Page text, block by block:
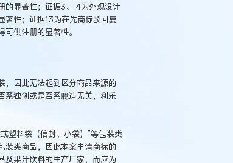
的显著性；证据3、 4为外观设计
著性；证据13为在先商标驳回复
供注册的显著性。
，因此无法起到区分商品来源的
系独创或是否系臆造无关，利乐
塑料袋（信封、小袋）”等包装类
装类商品，因此本案申请商标的
及果汁饮料的生产厂家，而应为